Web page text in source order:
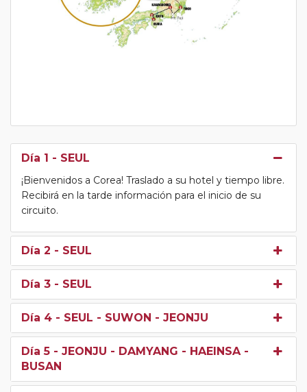
Día 1 - SEUL
¡Bienvenidos a Corea! Traslado a su hotel y tiempo libre.
Recibirá en la tarde información para el inicio de su
circuito.
Día 2 - SEUL
Día 3 - SEUL
Día 4 - SEUL - SUWON - JEONJU
Día 5 - JEONJU - DAMYANG - HAEINSA -
BUSAN